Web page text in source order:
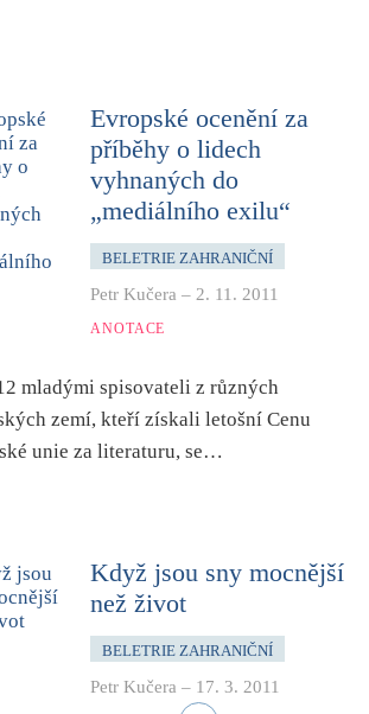
Evropské ocenění za
příběhy o lidech
vyhnaných do
„mediálního exilu“
BELETRIE ZAHRANIČNÍ
Petr Kučera – 2. 11. 2011
ANOTACE
mladými spisovateli z různých
zemí, kteří získali letošní Cenu
unie za literaturu, se…
Když jsou sny mocnější
než život
BELETRIE ZAHRANIČNÍ
Petr Kučera – 17. 3. 2011